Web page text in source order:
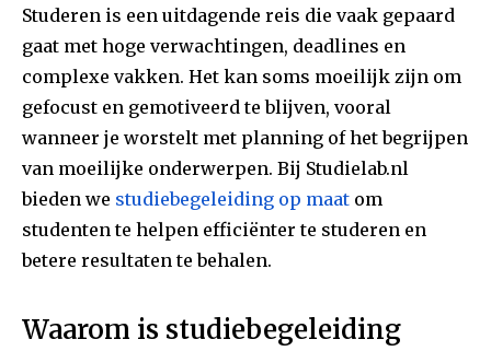
Studeren is een uitdagende reis die vaak gepaard
gaat met hoge verwachtingen, deadlines en
complexe vakken. Het kan soms moeilijk zijn om
gefocust en gemotiveerd te blijven, vooral
wanneer je worstelt met planning of het begrijpen
van moeilijke onderwerpen. Bij Studielab.nl
bieden we studiebegeleiding op maat om
studenten te helpen efficiënter te studeren en
betere resultaten te behalen.
Waarom is studiebegeleiding